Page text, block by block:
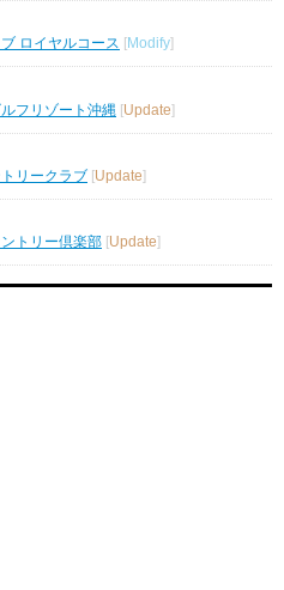
ロイヤルコース [Modify]
フリゾート沖縄 [Update]
リークラブ [Update]
トリー倶楽部 Update